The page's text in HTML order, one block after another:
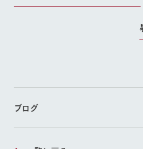
ブログ